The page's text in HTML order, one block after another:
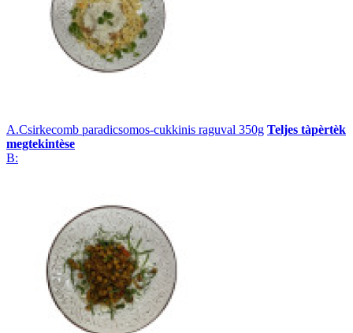
A.Csirkecomb paradicsomos-cukkinis raguval 350g Teljes tàpèrtèk
megtekintèse
B: